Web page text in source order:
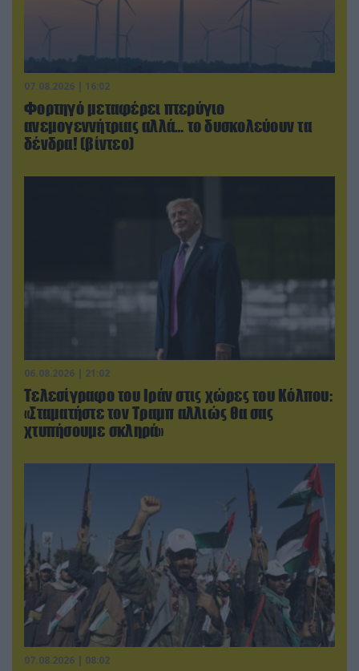
07.08.2026 | 16:02
Φορτηγό μεταφέρει πτερύγιο
ανεμογεννήτριας αλλά… το δυσκολεύουν τα
δένδρα! (βίντεο)
06.08.2026 | 21:02
Τελεσίγραφο του Ιράν στις χώρες του Κόλπου:
«Σταματήστε τον Τραμπ αλλιώς θα σας
χτυπήσουμε σκληρά»
07.08.2026 | 08:02